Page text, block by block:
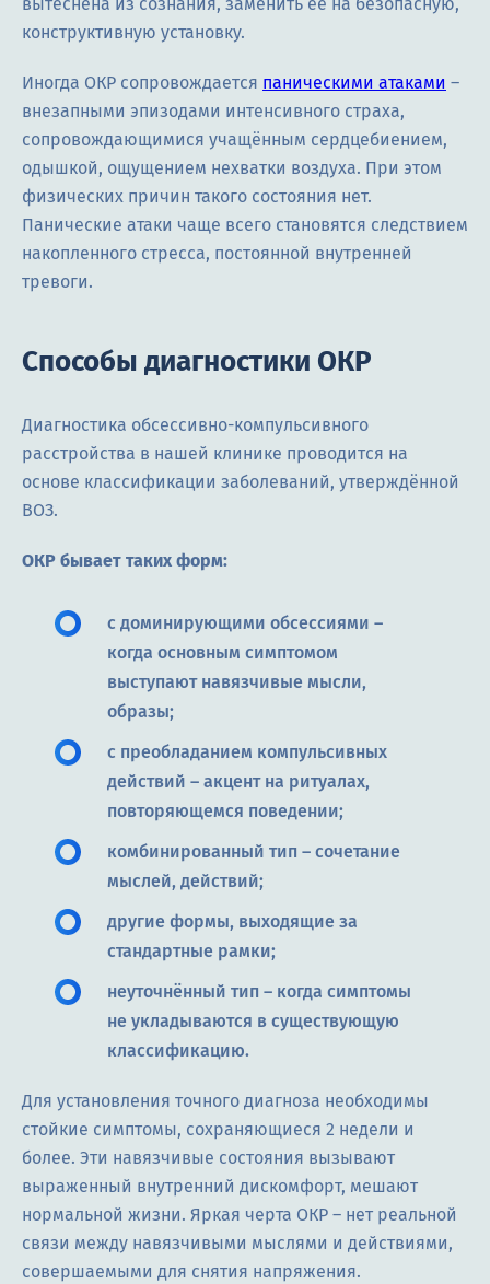
конструктивную установку.
Иногда ОКР сопровождается паническими атаками –
внезапными эпизодами интенсивного страха,
сопровождающимися учащённым сердцебиением,
одышкой, ощущением нехватки воздуха. При этом
физических причин такого состояния нет.
Панические атаки чаще всего становятся следствием
накопленного стресса, постоянной внутренней
тревоги.
Способы диагностики ОКР
Диагностика обсессивно-компульсивного
расстройства в нашей клинике проводится на
основе классификации заболеваний, утверждённой
ВОЗ.
ОКР бывает таких форм:
с доминирующими обсессиями –
когда основным симптомом
выступают навязчивые мысли,
образы;
с преобладанием компульсивных
действий – акцент на ритуалах,
повторяющемся поведении;
комбинированный тип – сочетание
мыслей, действий;
другие формы, выходящие за
стандартные рамки;
неуточнённый тип – когда симптомы
не укладываются в существующую
классификацию.
Для установления точного диагноза необходимы
стойкие симптомы, сохраняющиеся 2 недели и
более. Эти навязчивые состояния вызывают
выраженный внутренний дискомфорт, мешают
нормальной жизни. Яркая черта ОКР – нет реальной
связи между навязчивыми мыслями и действиями,
совершаемыми для снятия напряжения.